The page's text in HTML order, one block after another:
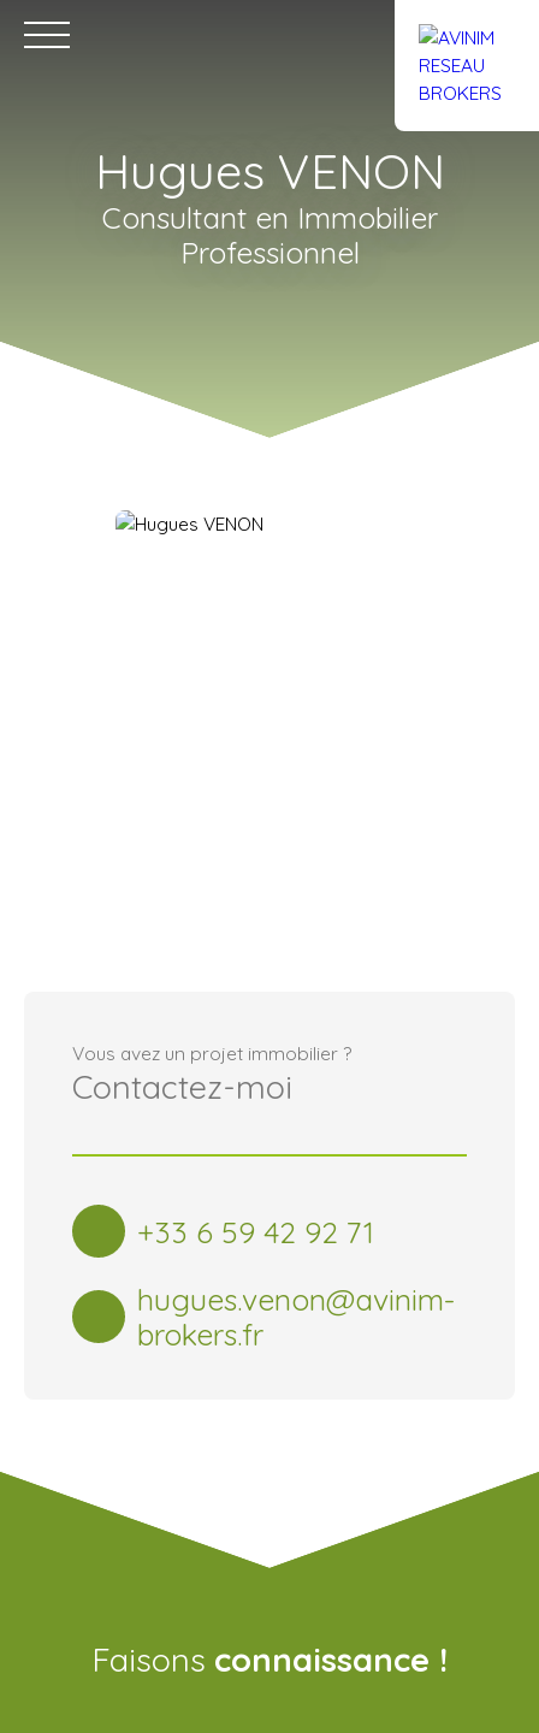
Estimation
Hugues VENON
Consultant en Immobilier
Professionnel
Vous avez un projet immobilier ?
Contactez-moi
+33 6 59 42 92 71
hugues.venon@avinim-
brokers.fr
Faisons connaissance !